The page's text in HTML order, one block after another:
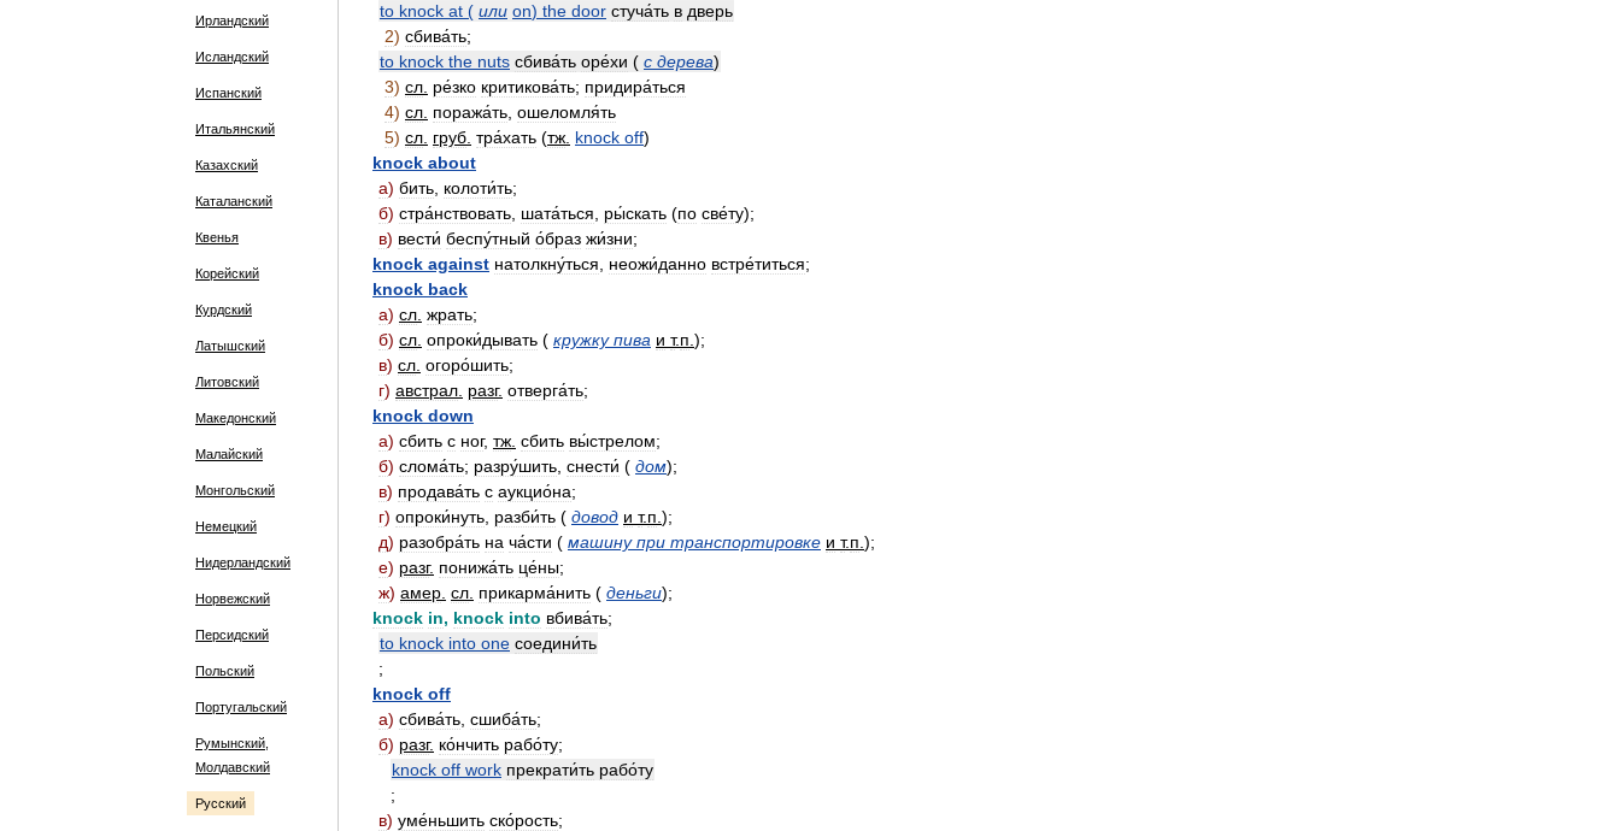
Ирландский
Исландский
Испанский
Итальянский
Казахский
Каталанский
Квенья
Корейский
Курдский
Латышский
Литовский
Македонский
Малайский
Монгольский
Немецкий
Нидерландский
Норвежский
Персидский
Польский
Португальский
Румынский,
Молдавский
Русский
to knock at ( или on) the door стуча́ть в дверь
2) сбива́ть;
to knock the nuts сбива́ть оре́хи ( с дерева)
3) сл ре́зко критикова́ть; придира́ться
4) сл поража́ть ошеломля́ть
5) сл груб тра́хать (тж knock off)
knock about
а) бить колоти́ть;
б) стра́нствовать шата́ться ры́скать (по све́ту);
в) вести́ беспу́тный о́браз жи́зни;
knock against натолкну́ться неожи́данно встре́титься;
knock back
а) сл жрать;
б) сл опроки́дывать ( кружку пива и т.п );
в) сл огоро́шить;
г) австрал разг. отверга́ть;
knock down
а) сбить с ног, тж сбить вы́стрелом;
б) слома́ть; разру́шить снести́ ( дом);
в) продава́ть с аукцио́на;
г) опроки́нуть разби́ть ( довод и т.п );
д) разобра́ть на ча́сти ( машину при транспортировке и т.п );
е) разг. понижа́ть це́ны;
ж) амер сл прикарма́нить ( деньги);
knock in, knock into вбива́ть;
to knock into one соедини́ть
;
knock off
а) сбива́ть сшиба́ть;
б) разг. ко́нчить рабо́ту;
knock off work прекрати́ть рабо́ту
;
в) уме́ньшить ско́рость;